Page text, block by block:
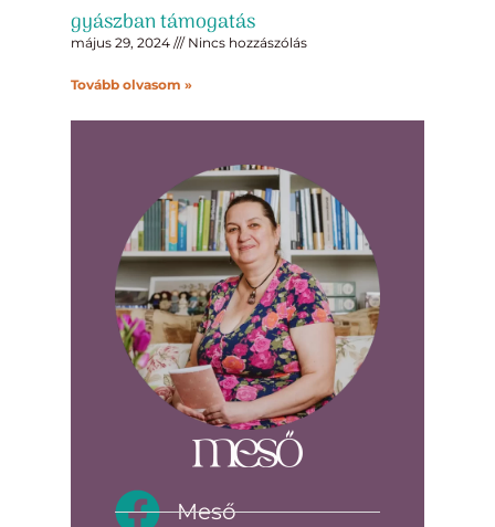
gyászban támogatás
május 29, 2024 Nincs hozzászólás
Tovább olvasom »
Meső